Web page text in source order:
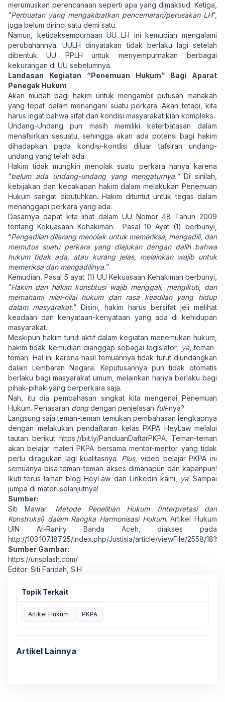
merumuskan perencanaan seperti apa yang dimaksud. Ketiga,
“Perbuatan yang mengakibatkan pencemaran/perusakan LH”,
juga belum dirinci satu demi satu.
Namun, ketidaksempurnaan UU LH ini kemudian mengalami
perubahannya. UULH dinyatakan tidak berlaku lagi setelah
dibentuk UU PPLH untuk menyempurnakan berbagai
kekurangan di UU sebelumnya.
Landasan Kegiatan “Penemuan Hukum” Bagi Aparat
Penegak Hukum
Akan mudah bagi hakim untuk mengambil putusan manakah
yang tepat dalam menangani suatu perkara. Akan tetapi, kita
harus ingat bahwa sifat dan kondisi masyarakat kian kompleks.
Undang-Undang pun masih memiliki keterbatasan dalam
menafsirkan sesuatu, sehingga akan ada potensi bagi hakim
dihadapkan pada kondisi-kondisi diluar tafsiran undang-
undang yang telah ada.
Hakim tidak mungkin menolak suatu perkara hanya karena
“belum ada undang-undang yang mengaturnya.”Di sinilah,
kebijakan dan kecakapan hakim dalam melakukan Penemuan
Hukum sangat dibutuhkan. Hakim dituntut untuk tegas dalam
menanggapi perkara yang ada.
Dasarnya dapat kita lihat dalam UU Nomor 48 Tahun 2009
tentang Kekuasaan Kehakiman. Pasal 10 Ayat (1) berbunyi,
“Pengadilan dilarang menolak untuk memeriksa, mengadili, dan
memutus suatu perkara yang diajukan dengan dalih bahwa
hukum tidak ada, atau kurang jelas, melainkan wajib untuk
memeriksa dan mengadilinya.”
Kemudian, Pasal 5 ayat (1) UU Kekuasaan Kehakiman berbunyi,
“Hakim dan hakim konstitusi wajib menggali, mengikuti, dan
memahami nilai-nilai hukum dan rasa keadilan yang hidup
dalam masyarakat.” Disini, hakim harus bersifat jeli melihat
keadaan dan kenyataan-kenyataan yang ada di kehidupan
masyarakat.
Meskipun hakim turut aktif dalam kegiatan menemukan hukum,
hakim tidak kemudian dianggap sebagai legislator,
ya,teman-
teman. Hal ini karena hasil temuannya tidak turut diundangkan
dalam Lembaran Negara. Keputusannya pun tidak otomatis
berlaku bagi masyarakat umum, melainkan hanya berlaku bagi
pihak-pihak yang berperkara saja.
Nah, itu dia pembahasan singkat kita mengenai Penemuan
Hukum. Penasaran dongdengan penjelasan full-nya?
Langsung saja teman-teman temukan pembahasan lengkapnya
dengan melakukan pendaftaran kelas PKPA HeyLaw melalui
tautan berikut https://bit.ly/PanduanDaftarPKPA. Teman-teman
akan belajar materi PKPA bersama mentor-mentor yang tidak
perlu diragukan lagi kualitasnya. Plus, video belajar PKPA ini
semuanya bisa teman-teman akses dimanapun dan kapanpun!
Ikuti terus laman blog HeyLaw dan Linkedin kami,
ya! Sampai
jumpa di materi selanjutnya!
Sumber:
Siti Mawar. Metode Penelitian Hukum (Interpretasi dan
Konstruksi) dalam Rangka Harmonisasi Hukum. Artikel Hukum
UIN Ar-Raniry Banda Aceh, diakses pada
http://103.107.187.25/index.php/Justisia/article/viewFile/2558/1819
Sumber Gambar:
https://unsplash.com/
Editor: Siti Faridah, S.H
Topik Terkait
Artikel Hukum PKPA
Artikel Lainnya